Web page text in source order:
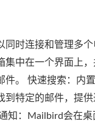
同时连接和管理多
集中在一个界面上
件。 快速搜索：内
到特定的邮件，提
知：Mailbird会在桌